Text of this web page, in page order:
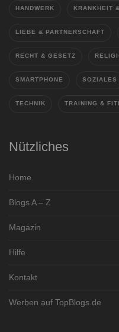
HANDWERK KRANKHEIT
LIEBE & PARTNERSCHAFT
RECHT & GESETZ
SMARTPHONE SOZIALES
TECHNIK TRAINING &
Nützliches
Home
Blogs A – Z
Magazin
Hilfe
Kontakt
Werben auf TopBlogs.de